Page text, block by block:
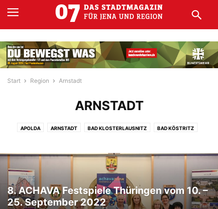
Start Region Arnstadt
ARNSTADT
APOLDA ARNSTADT BAD KLOSTERLAUSNITZ BAD KÖSTRITZ
MEININGEN RONNEBURG RUDOLSTADT SÖMMERDA STADTRODA
WEIMAR
8. ACHAVA Festspiele Thüringen vom 10. –
25. September 2022